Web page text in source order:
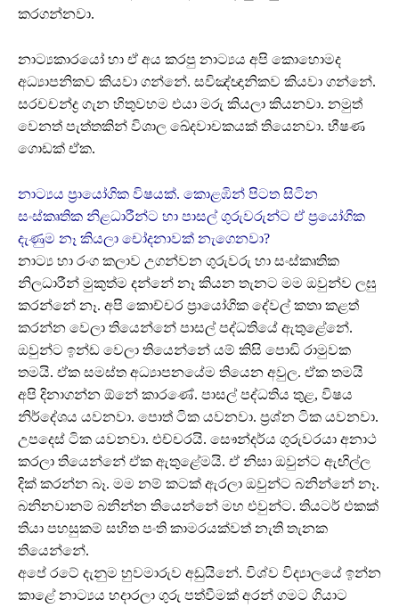
කරගන්නවා.
නාට්‍යකාරයෝ හා ඒ අය කරපු නාට්‍යය අපි කොහොමද
අධ්‍යාපනිකව කියවා ගන්නේ. සවිඤ්ඥානිකව කියවා ගන්නේ.
සරචචන්ද්‍ර ගැන හිතුවහම එයා මරු කියලා කියනවා. නමුත්
වෙනත් පැත්තකින් විශාල ඛේදවාචකයක් තියෙනවා. භීෂණ
ගොඩක් ඒක.
නාට්‍යය ප්‍රායෝගික විෂයක්. කොළඹින් පිටත සිටින
සංස්කෘතික නිළධාරීන්ට හා පාසල් ගුරුවරුන්ට ඒ ප්‍රයෝගික
දැණුම නෑ කියලා චෝදනාවක් නැගෙනවා?
නාට්‍ය හා රංග කලාව උගන්වන ගුරුවරු හා සංස්කෘතික
නිලධාරීන් මුකුත්ම දන්නේ නෑ කියන තැනට මම ඔවුන්ව ලඝු
කරන්නේ නෑ. අපි කොච්චර ප්‍රායෝගික දේවල් කතා කළත්
කරන්න වෙලා තියෙන්නේ පාසල් පද්ධතියේ ඇතුළේනේ.
ඔවුන්ට ඉන්ඩ වෙලා තියෙන්නේ යම් කිසි පොඩි රාමුවක
තමයි. ඒක සමස්ත අධ්‍යාපනයේම තියෙන අවුල. ඒක තමයි
අපි දිනාගන්න ඕනේ කාරණේ. පාසල් පද්ධතිය තුළ, විෂය
නිර්දේශය යවනවා. පොත් ටික යවනවා. ප්‍රශ්න ටික යවනවා.
උපදෙස් ටික යවනවා. එච්චරයි. සෞන්දර්ය ගුරුවරයා අනාථ
කරලා තියෙන්නේ ඒක ඇතුළේමයි. ඒ නිසා ඔවුන්ට ඇඟිල්ල
දික් කරන්න බෑ. මම නම් කටක් ඇරලා ඔවුන්ට බනින්නේ නෑ.
බනිනවානම් බනින්න තියෙන්නේ මහ එවුන්ට. තියටර් එකක්
තියා පහසුකම් සහිත පංති කාමරයක්වත් නැති තැනක
තියෙන්නේ.
අපේ රටේ දැනුම හුවමාරුව අඩුයිනේ. විශ්ව විද්‍යාලයේ ඉන්න
කාළේ නාට්‍යය හදාරලා ගුරු පත්වීමක් අරන් ගමට ගියාට